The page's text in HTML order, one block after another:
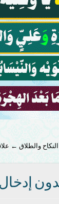
والطلاق ←
إدخال